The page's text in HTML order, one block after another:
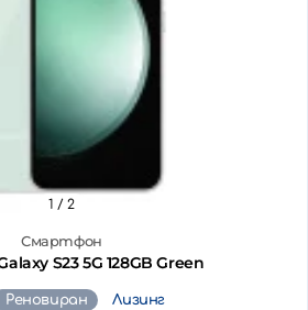
Смартфон
S23 5G 128GB Green
1 / 2
Реновиран Лизинг